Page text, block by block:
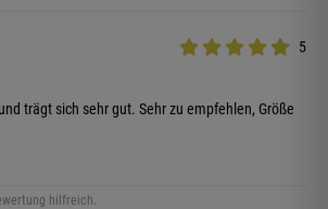
5
trägt sich sehr gut. Sehr zu empfehlen, Größe
hilfreich.